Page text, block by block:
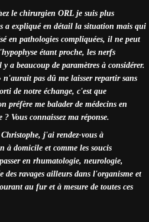
le chirurgien ORL je suis plus
a expliqué en détail la situation mais qui
en pathologies compliquées, il ne peut
étant proche, les nerfs
a beaucoup de paramètres à considérer.
pas dû me laisser repartir sans
de notre échange, c'est que
préfère me balader de médecins en
Vous connaissez ma réponse.
j'ai rendez-vous à
domicile et comme les soucis
en rhumatologie, neurologie,
ravages ailleurs dans l'organisme et
au fur et à mesure de toutes ces